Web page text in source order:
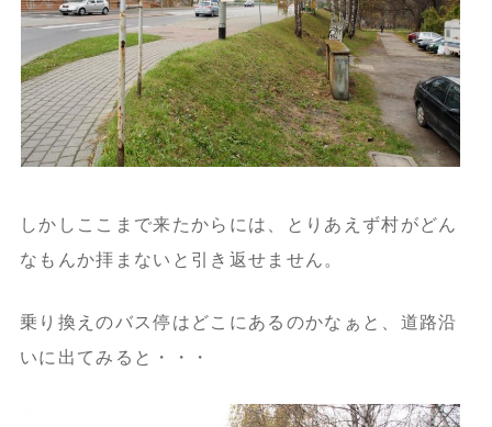
しかしここまで来たからには、とりあえず村がどん
なもんか拝まないと引き返せません。
乗り換えのバス停はどこにあるのかなぁと、道路沿
いに出てみると・・・